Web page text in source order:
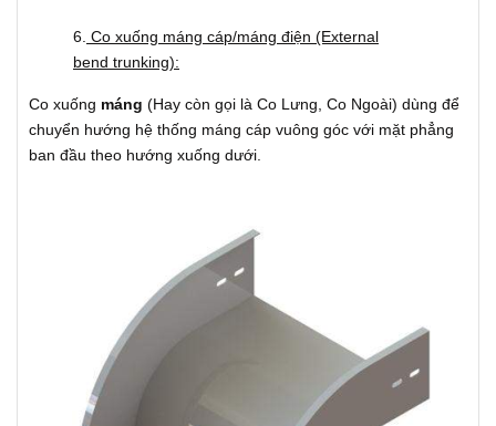
6. Co xuống máng cáp/máng điện (External
bend trunking):
Co xuống máng (Hay còn gọi là Co Lưng, Co Ngoài) dùng để
chuyển hướng hệ thống máng cáp vuông góc với mặt phẳng
ban đầu theo hướng xuống dưới.